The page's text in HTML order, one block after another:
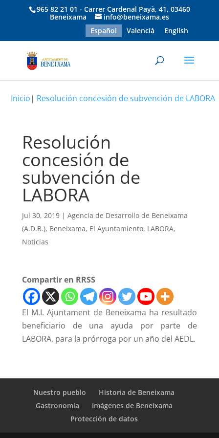
965 82 21 01 - Carrer Cardenal Payà, 41, 03460
Beneixama
info@beneixama.es
Español
Valencià English
Inicio| Resolución concesión de subvención de LABORA
Resolución
concesión de
subvención de
LABORA
Jul 30, 2019| Agencia de Desarrollo de Beneixama
(A.D.B.), Beneixama, El Ayuntamiento, LABORA,
Noticias
Compartir en RRSS
El M.I. Ajuntament de Beneixama ha resultado
beneficiario de una ayuda por parte de
LABORA, para la prórroga por un año del AEDL.
Nuestro pueblo
Historia de Beneixama
Gastronomía
Imágenes de Beneixama
Protección de datos